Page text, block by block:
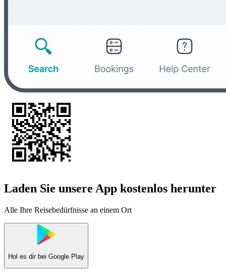
Laden Sie unsere App kostenlos herunter
Alle Ihre Reisebedürfnisse an einem Ort
Hol es dir bei Google Play